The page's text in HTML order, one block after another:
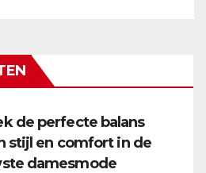
de perfecte balans
stijl en comfort in de
damesmode